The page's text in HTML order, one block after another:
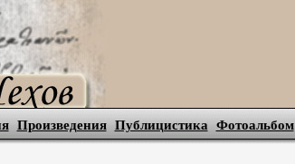
Произведения Публицистика Фотоальбом